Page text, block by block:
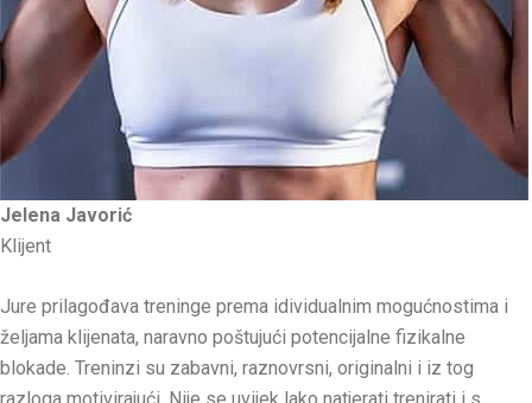
Jelena Javorić
Klijent
Jure prilagođava treninge prema idividualnim mogućnostima i
željama klijenata, naravno poštujući potencijalne fizikalne
blokade. Treninzi su zabavni, raznovrsni, originalni i iz tog